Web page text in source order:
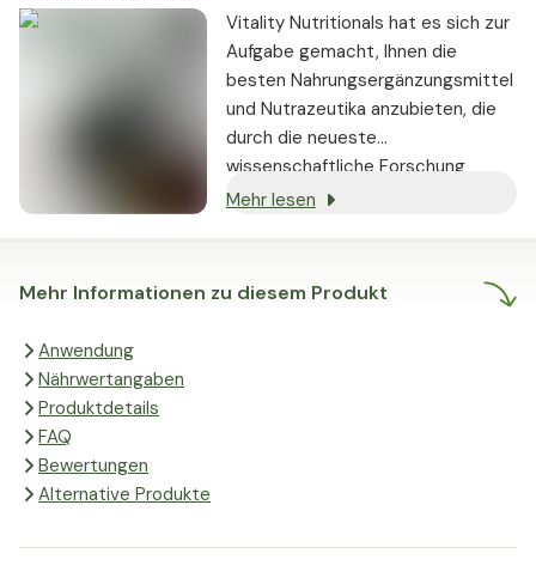
Mehr Informationen zu diesem Produkt
Anwendung
Nährwertangaben
Produktdetails
FAQ
Bewertungen
Alternative Produkte
Vitality Nutritionals hat es sich zur
Aufgabe gemacht, Ihnen die
besten Nahrungsergänzungsmittel
und Nutrazeutika anzubieten, die
durch die neueste
wissenschaftliche Forschung
gestützt werden und nachweislich
Mehr lesen